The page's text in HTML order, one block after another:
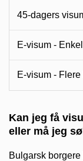
45-dagers
E-visum -
E-visum -
Kan jeg få
eller må jeg
Bulgarsk